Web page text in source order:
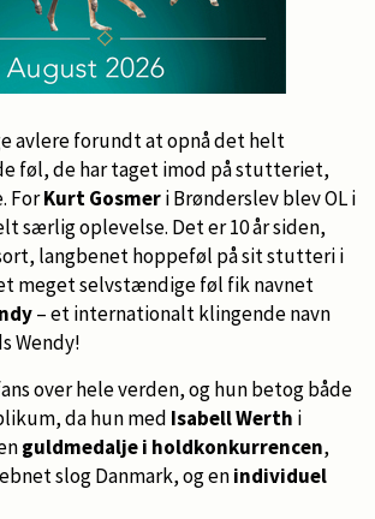
avlere forundt at opnå det helt
føl, de har taget imod på stutteriet,
ForKurt Gosmeri Brønderslev blev OL i
særlig oplevelse. Det er 10 år siden,
langbenet hoppeføl på sit stutteri i
meget selvstændige føl fik navnet
– et internationalt klingende navn
Wendy!
over hele verden, og hun betog både
da hun med Isabell Werth i
guldmedalje i holdkonkurrencen,
slog Danmark, og enindividuel